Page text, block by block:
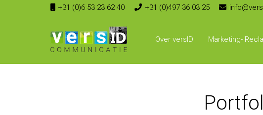
+31 (0)6 53 23 62 40 +31 (0)497 36 03 25
Over versID Marketing-